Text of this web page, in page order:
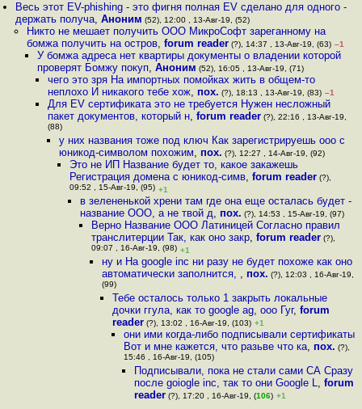
Весь этот EV-phishing - это фигня полная EV сделано для одного -
держать получа,Аноним (52), 12:00 , 13-Авг-19, (52)
Никто не мешает получить ООО МикроСофт зареганному на
бомжа получить на остров, forum reader(?), 14:37 , 13-Авг-19, (63) –1
У бомжа адреса нет квартиры документы о владении которой
проверят Бомжу покуп, Аноним (52), 16:05 , 13-Авг-19, (71)
чего это зря На импортных помойках жить в общем-то
неплохо И никакого тебе хож, пох. (?), 18:13 , 13-Авг-19, (83) –1
Для EV сертификата это не требуется Нужен несложный
пакет документов, который н,forum reader (?), 22:16 , 13-Авг-19,
(88)
у них названия тоже под ключ Как зарегистрируешь ооо с
юникод-символом похожим, пох. (?), 12:27 , 14-Авг-19, (92)
Это не ИП Название будет то, какое закажешь
Регистрация домена с юникод-симв, forum reader(?),
09:52 , 15-Авг-19, (95) +1
в зелененькой хрени там где она еще осталась будет -
название ООО, а не твой д, пох. (?), 14:53 , 15-Авг-19, (97)
Верно Название ООО Латиницей Согласно правил
транслитерции Так, как оно закр, forum reader(?),
09:07 , 16-Авг-19, (98) +1
ну и На google inc ни разу не будет похоже как оно
автоматически заполнится, , пох. (?), 12:03 , 16-Авг-19,
(99)
Тебе осталось только 1 закрыть локальные
дочки ггула, как то google ag, ooo Гуг,forum
reader (?), 13:02 , 16-Авг-19, (103) +1
они ими когда-либо подписывали сертификаты
Вот и мне кажется, что разьве что ка, пох. (?),
15:46 , 16-Авг-19, (105)
Подписывали, пока не стали сами СА Сразу
после goiogle inc, так то они Google L, forum
reader(?), 17:20 , 16-Авг-19, (106) +1